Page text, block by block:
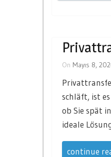
On Mayıs 8,
schläft, ist
ob Sie spät
ideale
continue